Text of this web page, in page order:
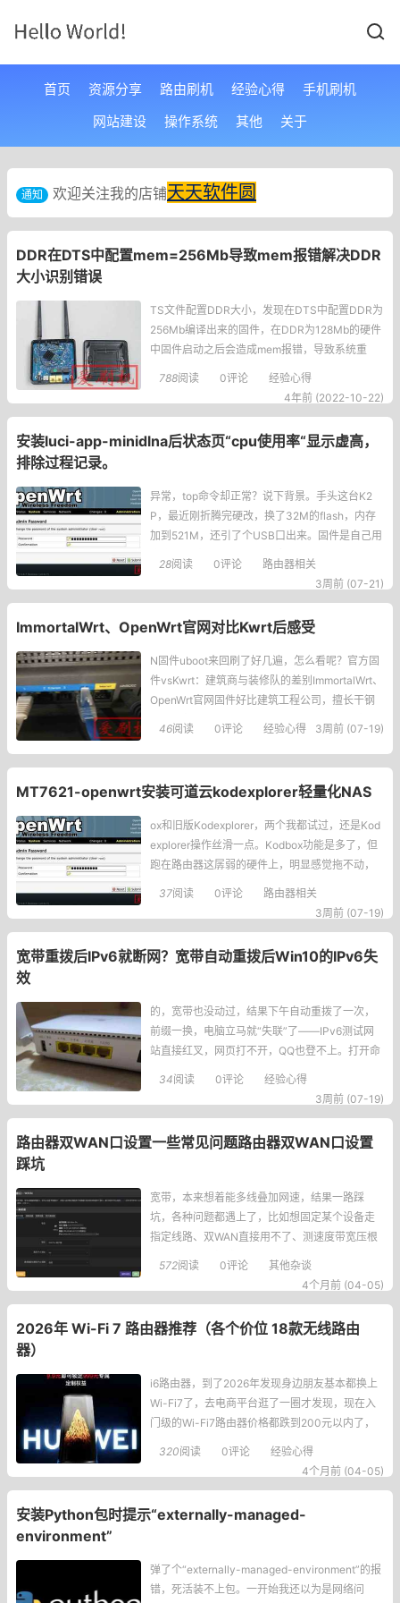
首页 资源分享 路由刷机 经验心得
手机刷机
网站建设
操作系统 其他 关于
通知 欢迎关注我的店铺天天软件圆
DDR在DTS中配置mem=256Mb导致mem报错解决DDR
大小识别错误
TS文件配置DDR大小，发现在DTS中配置DDR为
256Mb编译出来的固件，在DDR为128Mb的硬件
中固件启动之后会造成mem报错，导致系统重
启。二、解决方法通过查看linuxkernel中arch/mi
ps/ralink/of.c文件的plat_mem_setup()函数，发
788阅读 0评论
经验心得
4年前 (2022-10-22)
安装luci-app-minidlna后状态页“cpu使用率“显示虚高，
排除过程记录。
异常，top命令却正常？说下背景。手头这台K2
P，最近刚折腾完硬改，换了32M的flash，内存
加到521M，还引了个USB口出来。固件是自己用
官方源码编译的，一直跑得挺稳。硬件底子好
了，心思就活络了，想着往里头塞点功能，毕竟
28阅读 0评论
路由器相关
3周前 (07-21)
ImmortalWrt、OpenWrt官网对比Kwrt后感受
N固件uboot来回刷了好几遍，怎么看呢？官方固
件vsKwrt：建筑商与装修队的差别ImmortalWrt、
OpenWrt官网固件好比建筑工程公司，擅长干钢
结构混凝土框架。Kwrt好比装修装潢公司，擅长
46阅读 0评论 经验心得 3周前 (07-19)
MT7621-openwrt安装可道云kodexplorer轻量化NAS
ox和旧版Kodexplorer，两个我都试过，还是Kod
explorer操作丝滑一点。Kodbox功能是多了，但
跑在路由器这孱弱的硬件上，明显感觉拖不动，
点个文件夹都要转半天。Kodexplorer就轻快多
了，响应迅速，毕竟本来就是为低配环境设计
整的步骤记录下来，供有需要的朋
37阅读 0评论
路由器相关
3周前 (07-19)
宽带重拨后IPv6就断网？宽带自动重拨后Win10的IPv6失
效
的，宽带也没动过，结果下午自动重拨了一次，
前缀一换，电脑立马就“失联”了——IPv6测试网
站直接红叉，网页打不开，QQ也登不上。打开命
令行一看，好家伙，两个临时IPv6地址并排站
着，一个是旧前缀的老地址，一个是新前缀的新
了，能通才有鬼。更气人的是，我拿手机连同一
34阅读 0评论
经验心得
3周前 (07-19)
路由器双WAN口设置一些常见问题路由器双WAN口设置
踩坑
宽带，本来想着能多线叠加网速，结果一路踩
坑，各种问题都遇上了，比如想固定某个设备走
指定线路、双WAN直接用不了、测速度带宽压根
不叠加等等。折腾了半天总算把常见问题都摸清
楚了，下面把我遇到的问题和解决办法整理出
里的主机固定走其中一条宽带，不想两条
572阅读 0评论
其他杂谈
4个月前 (04-05)
2026年 Wi-Fi 7 路由器推荐（各个价位 18款无线路由
器）
i6路由器，到了2026年发现身边朋友基本都换上
Wi-Fi7了，去电商平台逛了一圈才发现，现在入
门级的Wi-Fi7路由器价格都跌到200元以内了，
这时候不换真的说不过去。目前市面上主流就Wi-
Fi6和Wi-Fi7两种，我实际用下来对比，Wi-Fi7在
看Wi-Fi
320阅读 0评论
经验心得
4个月前 (04-05)
安装Python包时提示“externally-managed-
environment”
弹了个“externally-managed-environment”的报
错，死活装不上包。一开始我还以为是网络问